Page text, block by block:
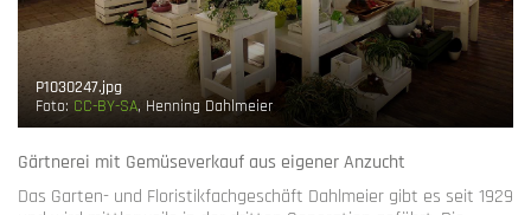
P1030247.jpg
Foto: CC-BY-SA, Henning Dahlmeier
Gärtnerei mit Gemüseverkauf aus eigener Anzucht
Das Garten- und Floristikfachgeschäft Dahlmeier gibt es seit 1929